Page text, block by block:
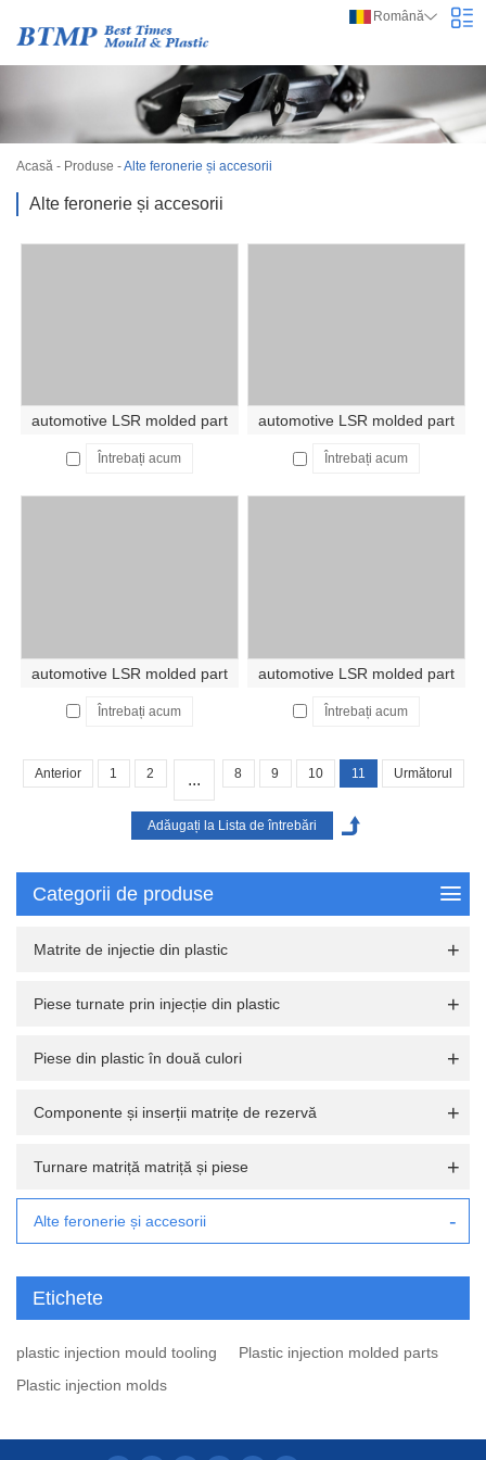
Română
Acasă - Produse -Alte feronerie și accesorii
Alte feronerie și accesorii
automotive LSR molded part
Întrebați acum
automotive LSR molded part
Întrebați acum
automotive LSR molded part
Întrebați acum
automotive LSR molded part
Întrebați acum
Anterior 1 2 ... 8 9 10 11 Următorul
Categorii de produse
Matrite de injectie din plastic
Piese turnate prin injecție din plastic
Piese din plastic în două culori
Componente și inserții matrițe de rezervă
Turnare matriță matriță și piese
Alte feronerie și accesorii
Etichete
plastic injection mould tooling
Plastic injection molded parts
Plastic injection molds